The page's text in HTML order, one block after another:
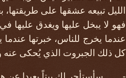
الليل تبيعه عشقها على
فهو لا يبخل عليها ويغدق عليها
عندما يخرج للناس، خبرتها
كل ذلك الجبروت الذي يُحكى عنه